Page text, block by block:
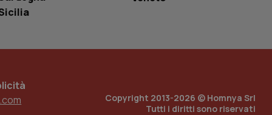
Copyright 2013-2026 © Homnya Srl
Tutti i diritti sono riservati
la gestione
dell’esperienza